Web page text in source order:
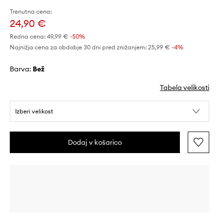
Trenutna cena:
24,90 €
Redna cena: 49,99 € -50%
Najnižja cena za obdobje 30 dni pred znižanjem: 25,99 € -4%
Barva: bež
Tabela velikosti
Izberi velikost
Dodaj v košarico